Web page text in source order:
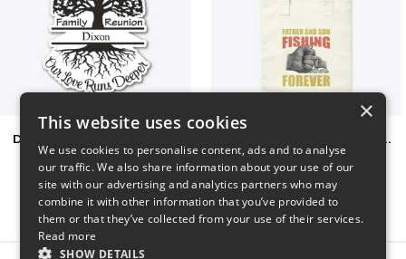
Dixon Family Reunion 2023 Father & Son Fishing Partners Forever
×
This website uses cookies
We use cookies to personalise content, ads and to analyse
our traffic. We also share information about your use of our
site with our advertising and analytics partners who may
combine it with other information that you’ve provided to
them or that they’ve collected from your use of their services.
Read more
SHOW DETAILS